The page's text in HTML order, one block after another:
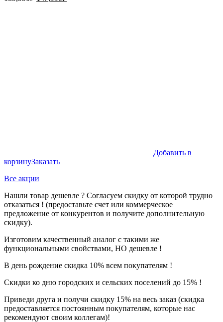
Добавить в
корзинуЗаказать
Все акции
Нашли товар дешевле ? Согласуем скидку от которой трудно
отказаться ! (предоставьте счет или коммерческое
предложение от конкурентов и получите дополнительную
скидку).
Изготовим качественный аналог с такими же
функциональными свойствами, НО дешевле !
В день рождение скидка 10% всем покупателям !
Скидки ко дню городских и сельских поселений до 15% !
Приведи друга и получи скидку 15% на весь заказ (скидка
предоставляется постоянным покупателям, которые нас
рекомендуют своим коллегам)!